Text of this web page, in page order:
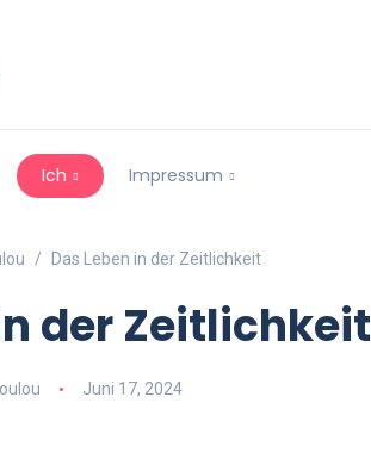
Ich Impressum
Das Leben in der Zeitlichkeit
der Zeitlichkeit
Juni 17, 2024